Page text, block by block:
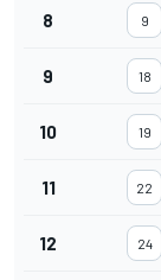
8 9
9 18
10 19
11 22
12 24